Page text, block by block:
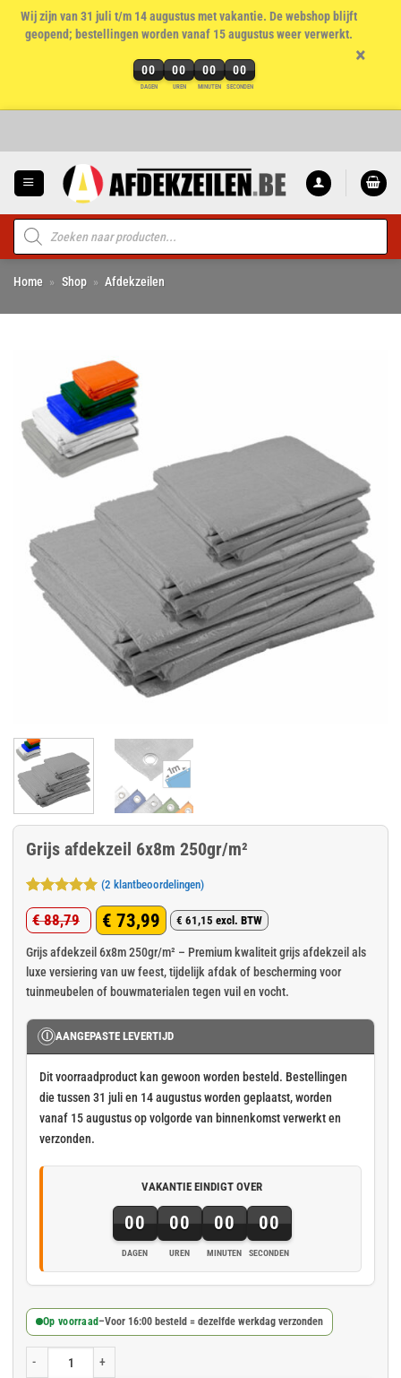
Wij zijn van 31 juli t/m 14 augustus met vakantie. De webshop blijft
geopend; bestellingen worden vanaf 15 augustus weer verwerkt.
00
DAGEN
00
UREN
00
MINUTEN
00
SECONDEN
×
Producten
zoeken
Home » Shop » Afdekzeilen
Grijs afdekzeil 6x8m 250gr/m²
Gewaardeerd
5op 5
gebaseerd
op
2
klant
waarderingen
(2 klantbeoordelingen)
€88,79
Oorspronkelijke
prijs
was:
€ 73,99
Huidige
prijs
is:
€ 61,15 excl. BTW
Grijs afdekzeil 6x8m 250gr/m² – Premium kwaliteit grijs afdekzeil als
luxe versiering van uw feest, tijdelijk afdak of bescherming voor
tuinmeubelen of bouwmaterialen tegen vuil en vocht.
Ⓘ AANGEPASTE LEVERTIJD
Dit voorraadproduct kan gewoon worden besteld. Bestellingen
die tussen 31 juli en 14 augustus worden geplaatst, worden
vanaf 15 augustus op volgorde van binnenkomst verwerkt en
verzonden.
VAKANTIE EINDIGT OVER
00
DAGEN
00
UREN
00
MINUTEN
00
SECONDEN
Op voorraad –Voor 16:00 besteld = dezelfde werkdag verzonden
Grijs afdekzeil 6x8m 250gr/m² aantal